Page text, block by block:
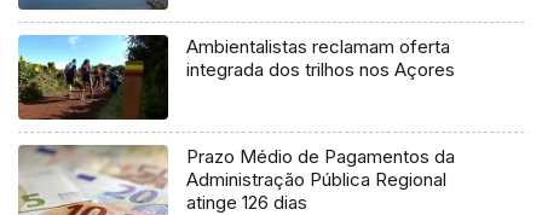
Ambientalistas reclamam oferta
integrada dos trilhos nos Açores
Prazo Médio de Pagamentos da
Administração Pública Regional
atinge 126 dias